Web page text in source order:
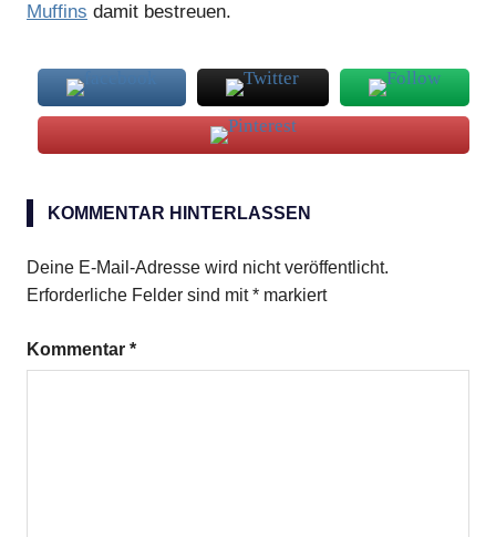
Muffins damit bestreuen.
Puderzucker
KOMMENTAR HINTERLASSEN
Deine E-Mail-Adresse wird nicht veröffentlicht.
Erforderliche Felder sind mit* markiert
Kommentar *